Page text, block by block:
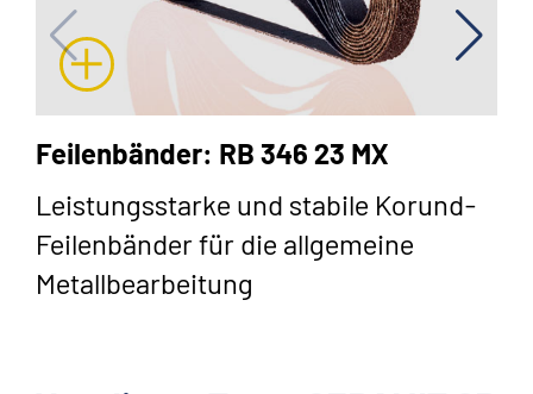
Feilenbänder: RB 346 23 MX
Leistungsstarke und stabile Korund-
Feilenbänder für die allgemeine
Metallbearbeitung